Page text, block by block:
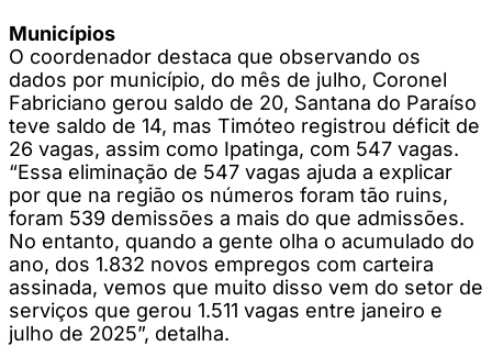
Municípios
O coordenador destaca que observando os
dados por município, do mês de julho, Coronel
Fabriciano gerou saldo de 20, Santana do Paraíso
teve saldo de 14, mas Timóteo registrou déficit de
26 vagas, assim como Ipatinga, com 547 vagas.
“Essa eliminação de 547 vagas ajuda a explicar
por que na região os números foram tão ruins,
foram 539 demissões a mais do que admissões.
No entanto, quando a gente olha o acumulado do
ano, dos 1.832 novos empregos com carteira
assinada, vemos que muito disso vem do setor de
serviços que gerou 1.511 vagas entre janeiro e
julho de 2025”, detalha.